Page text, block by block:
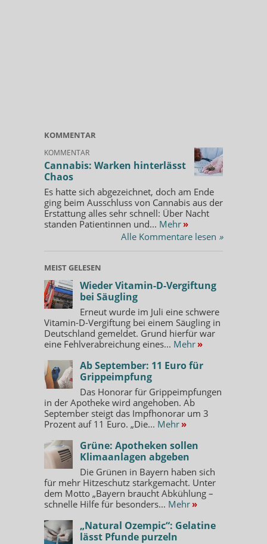
KOMMENTAR
KOMMENTAR
Cannabis: Warken hinterlässt
Chaos
Es hatte sich abgezeichnet, doch am Ende
ging beim Ausschluss von Cannabis aus der
Erstattung alles sehr schnell: Über Nacht
standen Patientinnen und... Mehr »
Alle Kommentare lesen »
MEIST GELESEN
Wieder Vitamin-D-Vergiftung
bei Säugling
Erneut wurde im Juli eine schwere
Vitamin-D-Vergiftung bei einem Säugling in
Deutschland gemeldet. Grund hierfür war
eine Fehlverabreichung eines... Mehr »
Ab September: 11 Euro für
Grippeimpfung
Das Honorar für Grippeimpfungen
in der Apotheke wird angehoben. Ab
September steigt das Impfhonorar um 3
Prozent auf 11 Euro. „Die... Mehr »
Grüne: Apotheken sollen
Klimaanlagen abgeben
Die Grünen in Bayern haben sich
für mehr Hitzeschutz starkgemacht. Unter
dem Motto „Bayern braucht Abkühlung –
schnelle Hilfe für besonders... Mehr »
„Natural Ozempic“: Gelatine
lässt Pfunde purzeln